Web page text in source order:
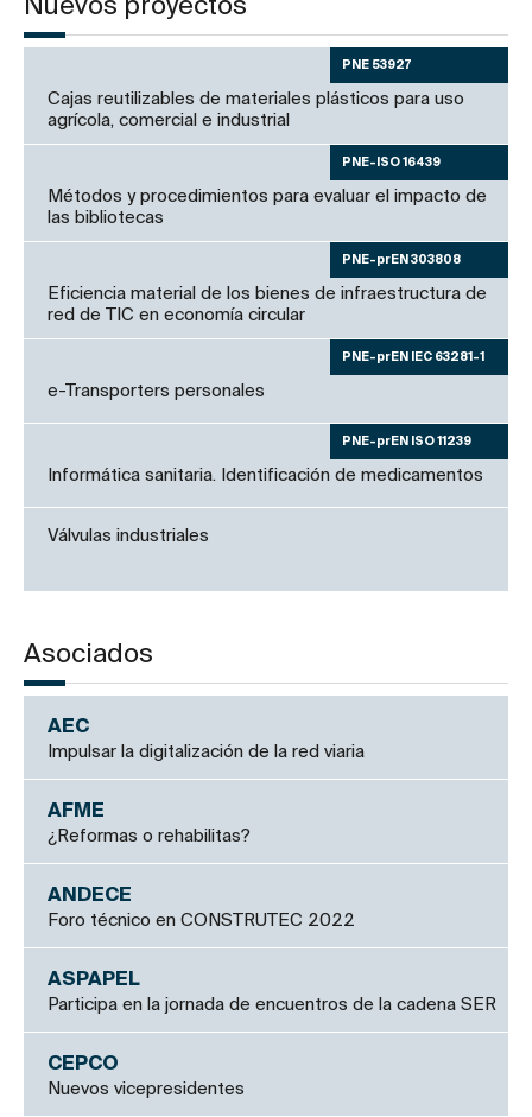
Nuevos proyectos
PNE 53927
Cajas reutilizables de materiales plásticos para uso
agrícola, comercial e industrial
PNE-ISO 16439
Métodos y procedimientos para evaluar el impacto de
las bibliotecas
PNE-prEN 303808
Eficiencia material de los bienes de infraestructura de
red de TIC en economía circular
PNE-prEN IEC 63281-1
e-Transporters personales
PNE-prEN ISO 11239
Informática sanitaria. Identificación de medicamentos
Válvulas industriales
Asociados
AEC
Impulsar la digitalización de la red viaria
AFME
¿Reformas o rehabilitas?
ANDECE
Foro técnico en CONSTRUTEC 2022
ASPAPEL
Participa en la jornada de encuentros de la cadena SER
CEPCO
Nuevos vicepresidentes